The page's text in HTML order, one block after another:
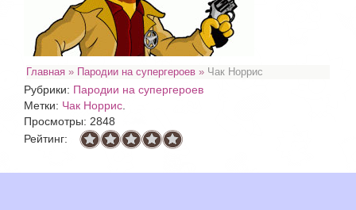
Главная » Пародии на супергероев » Чак Норрис
Рубрики: Пародии на супергероев
Метки: Чак Норрис
Просмотры: 2848
Рейтинг: